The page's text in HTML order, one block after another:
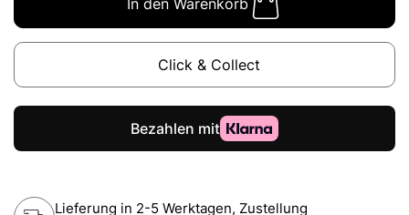
Click & Collect
Lieferung in 2-5 Werktagen, Zustellung